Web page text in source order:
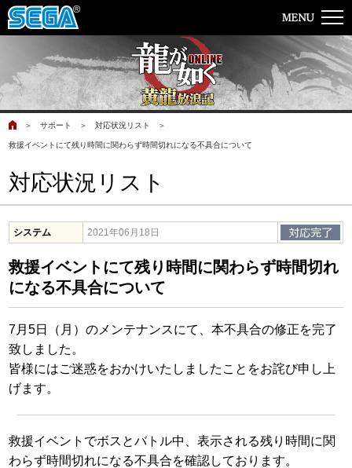
＞ サポート ＞ 対応状況リスト ＞
救援イベントにて残り時間に関わらず時間切れになる不具合について
対応状況リスト
システム 2021年06月18日
救援イベントにて残り時間に関わらず時間切れ
になる不具合について
7月5日（月）のメンテナンスにて、本不具合の修正を完了
致しました。
皆様にはご迷惑をおかけいたしましたことをお詫び申し上
げます。
救援イベントでボスとバトル中、表示される残り時間に関
わらず時間切れになる不具合を確認しております。